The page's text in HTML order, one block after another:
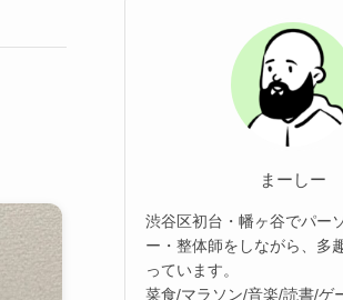
まーしー
渋谷区初台・幡ヶ谷でパー
ー・整体師をしながら、多
っています。
菜食/マラソン/音楽/読書/ゲ